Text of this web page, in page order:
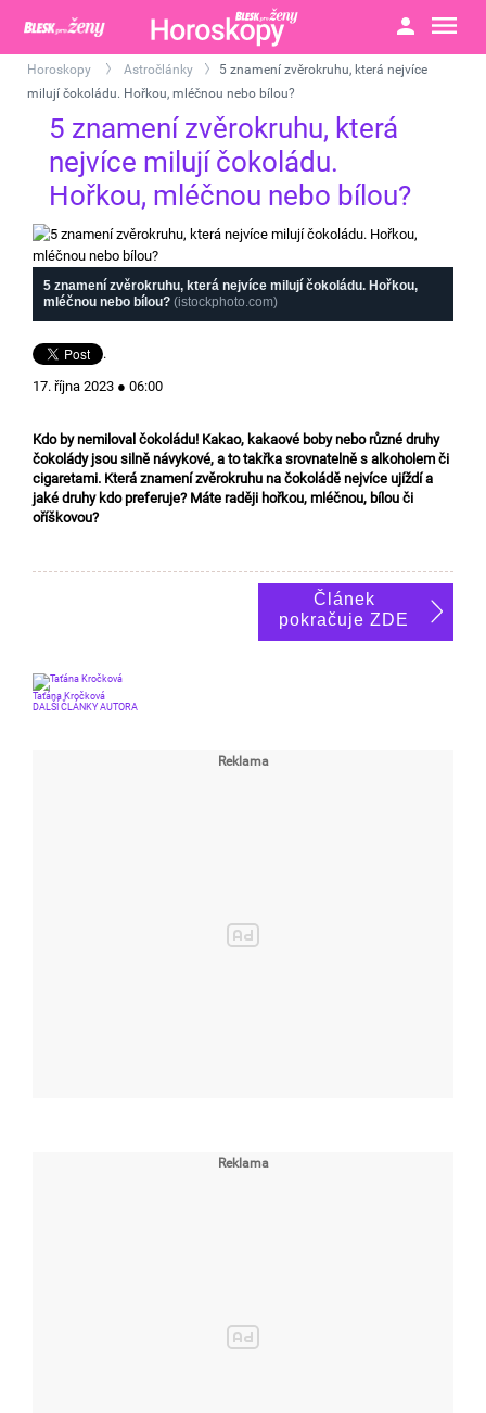
Horoskopy Astročlánky
5 znamení zvěrokruhu, která nejvíce
milují čokoládu. Hořkou, mléčnou nebo bílou?
5 znamení zvěrokruhu, která
nejvíce milují čokoládu.
Hořkou, mléčnou nebo bílou?
5 znamení zvěrokruhu, která nejvíce milují čokoládu. Hořkou,
mléčnou nebo bílou? (istockphoto.com)
.
17. října 2023 ● 06:00
Kdo by nemiloval čokoládu! Kakao, kakaové boby nebo různé druhy
čokolády jsou silně návykové, a to takřka srovnatelně s alkoholem či
cigaretami. Která znamení zvěrokruhu na čokoládě nejvíce ujíždí a
jaké druhy kdo preferuje? Máte raději hořkou, mléčnou, bílou či
oříškovou?
Článek
pokračuje ZDE
Taťána Kročková
DALŠÍ ČLÁNKY AUTORA